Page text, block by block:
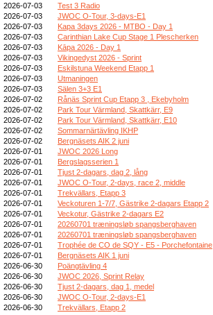
2026-07-03
Test 3 Radio
2026-07-03
JWOC O-Tour, 3-days-E1
2026-07-03
Kapa 3days 2026 - MTBO - Day 1
2026-07-03
Carinthian Lake Cup Stage 1 Plescherken
2026-07-03
Kāpa 2026 - Day 1
2026-07-03
Vikingedyst 2026 - Sprint
2026-07-03
Eskilstuna Weekend Etapp 1
2026-07-03
Utmaningen
2026-07-03
Sälen 3+3 E1
2026-07-02
Rånäs Sprint Cup Etapp 3 , Ekebyholm
2026-07-02
Park Tour Värmland, Skattkärr, E9
2026-07-02
Park Tour Värmland, Skattkärr, E10
2026-07-02
Sommarnärtävling IKHP
2026-07-02
Bergnäsets AIK 2 juni
2026-07-01
JWOC 2026 Long
2026-07-01
Bergslagsserien 1
2026-07-01
Tjust 2-dagars, dag 2, lång
2026-07-01
JWOC O-Tour, 2-days, race 2, middle
2026-07-01
Trekvällars, Etapp 3
2026-07-01
Veckoturen 1-7/7, Gästrike 2-dagars Etapp 2
2026-07-01
Veckotur, Gästrike 2-dagars E2
2026-07-01
20260701 træningsløb spangsberghaven
2026-07-01
20260701 træningsløb spangsberghaven
2026-07-01
Trophée de CO de SQY - E5 - Porchefontaine
2026-07-01
Bergnäsets AIK 1 juni
2026-06-30
Poängtävling 4
2026-06-30
JWOC 2026, Sprint Relay
2026-06-30
Tjust 2-dagars, dag 1, medel
2026-06-30
JWOC O-Tour, 2-days-E1
2026-06-30
Trekvällars, Etapp 2